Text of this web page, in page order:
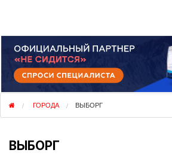
ГОРОДА ВЫБОРГ
ВЫБОРГ